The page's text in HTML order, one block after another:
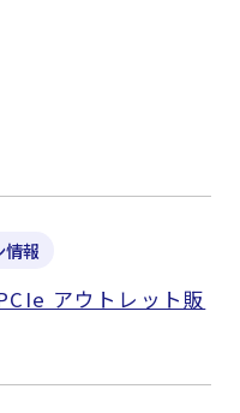
情報
アウトレット販